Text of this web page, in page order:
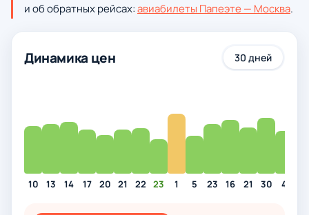
и об обратных рейсах:авиабилеты Папеэте — Москва.
Динамика цен 30 дней
10 13 14 17 20 21 22 23 1 5 23 16 21 30 4